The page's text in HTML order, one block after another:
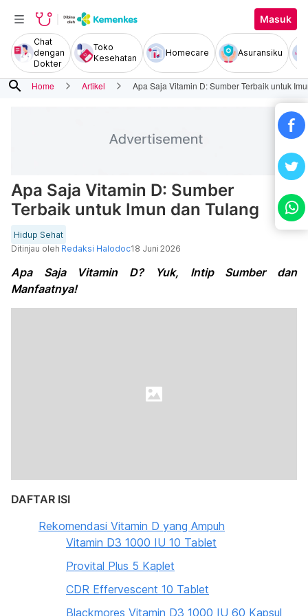
Masuk
Chat
dengan
Dokter
Toko
Kesehatan
Homecare Asuransiku
search Home Artikel Apa Saja Vitamin D: Sumber Terbaik untuk
Apa Saja Vitamin D: Sumber
Terbaik untuk Imun dan Tulang
Hidup Sehat
Ditinjau oleh Redaksi Halodoc18 Juni 2026
Apa Saja Vitamin D? Yuk, Intip Sumber dan
Manfaatnya!
DAFTAR ISI
Rekomendasi Vitamin D yang Ampuh
Vitamin D3 1000 IU 10 Tablet
Provital Plus 5 Kaplet
CDR Effervescent 10 Tablet
Blackmores Vitamin D3 1000 IU 60 Kapsul